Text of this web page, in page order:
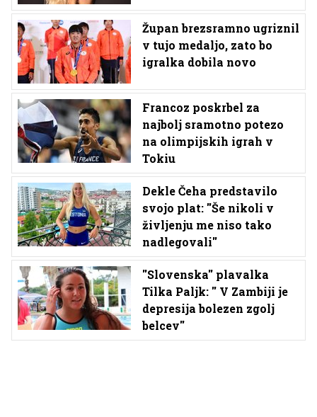
Župan brezsramno ugriznil
v tujo medaljo, zato bo
igralka dobila novo
Francoz poskrbel za
najbolj sramotno potezo
na olimpijskih igrah v
Tokiu
Dekle Čeha predstavilo
svojo plat: ''Še nikoli v
življenju me niso tako
nadlegovali''
''Slovenska'' plavalka
Tilka Paljk: '' V Zambiji je
depresija bolezen zgolj
belcev''